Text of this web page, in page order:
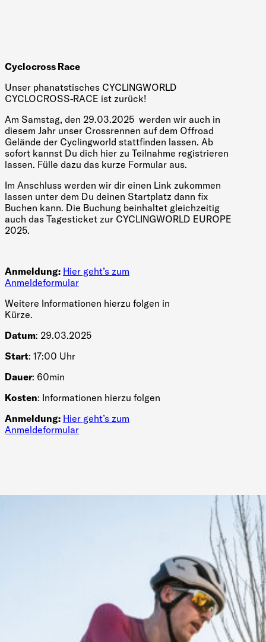
Cyclocross Race
Unser phanatstisches CYCLINGWORLD
CYCLOCROSS-RACE ist zurück!
Am Samstag, den 29.03.2025 werden wir auch in
diesem Jahr unser Crossrennen auf dem Offroad
Gelände der Cyclingworld stattfinden lassen. Ab
sofort kannst Du dich hier zu Teilnahme registrieren
lassen. Fülle dazu das kurze Formular aus.
Im Anschluss werden wir dir einen Link zukommen
lassen unter dem Du deinen Startplatz dann fix
Buchen kann. Die Buchung beinhaltet gleichzeitig
auch das Tagesticket zur CYCLINGWORLD EUROPE
2025.
Anmeldung: Hier geht’s zum
Anmeldeformular
Weitere Informationen hierzu folgen in
Kürze.
Datum: 29.03.2025
Start: 17:00 Uhr
Dauer: 60min
Kosten: Informationen hierzu folgen
Anmeldung: Hier geht’s zum
Anmeldeformular